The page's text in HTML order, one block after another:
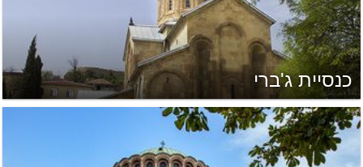
כנסיית ג'ברי